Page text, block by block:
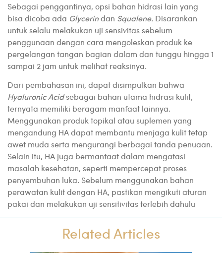
Sebagai penggantinya, opsi bahan hidrasi lain yang
bisa dicoba ada Glycerindan Squalene. Disarankan
untuk selalu melakukan uji sensivitassebelum
penggunaan dengan cara mengoleskan produk ke
pergelangan tangan bagian dalam dan tunggu hingga 1
sampai 2 jam untuk melihat reaksinya.
Dari pembahasan ini, dapat disimpulkan bahwa
Hyaluronic Acidsebagai bahan utama hidrasi kulit,
ternyata memiliki beragam manfaat lainnya.
Menggunakan produk topikal atau suplemen yang
mengandung HA dapat membantu menjaga kulit tetap
awet muda serta mengurangi berbagai tanda penuaan.
Selain itu, HA juga bermanfaat dalam mengatasi
masalah kesehatan, seperti mempercepat proses
penyembuhan luka. Sebelum menggunakan bahan
perawatan kulit dengan HA, pastikan mengikuti aturan
pakai dan melakukan uji sensitivitas terlebih dahulu
Related Articles